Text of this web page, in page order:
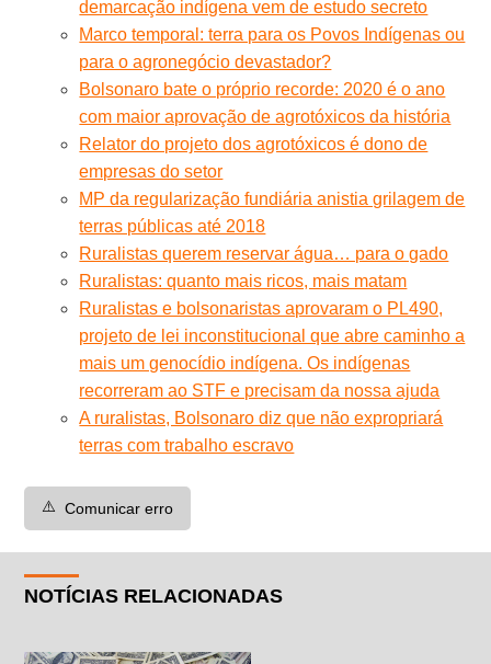
demarcação indígena vem de estudo secreto
Marco temporal: terra para os Povos Indígenas ou
para o agronegócio devastador?
Bolsonaro bate o próprio recorde: 2020 é o ano
com maior aprovação de agrotóxicos da história
Relator do projeto dos agrotóxicos é dono de
empresas do setor
MP da regularização fundiária anistia grilagem de
terras públicas até 2018
Ruralistas querem reservar água… para o gado
Ruralistas: quanto mais ricos, mais matam
Ruralistas e bolsonaristas aprovaram o PL490,
projeto de lei inconstitucional que abre caminho a
mais um genocídio indígena. Os indígenas
recorreram ao STF e precisam da nossa ajuda
A ruralistas, Bolsonaro diz que não expropriará
terras com trabalho escravo
⚠️ Comunicar erro
NOTÍCIAS RELACIONADAS